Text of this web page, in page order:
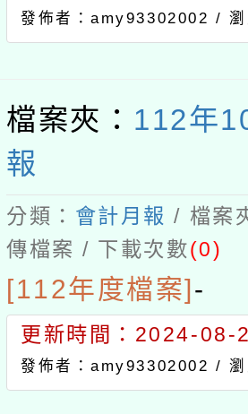
發佈者：amy93302002 /
檔案夾： 112年
報
分類： 會計月報 / 檔案
傳檔案 / 下載次數(0)
[112年度檔案] -
更新時間：2024-08-
發佈者：amy93302002 /